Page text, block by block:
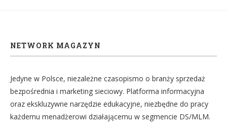
NETWORK MAGAZYN
Jedyne w Polsce, niezależne czasopismo o branży sprzedaż
bezpośrednia i marketing sieciowy. Platforma informacyjna
oraz ekskluzywne narzędzie edukacyjne, niezbędne do pracy
każdemu menadżerowi działającemu w segmencie DS/MLM.